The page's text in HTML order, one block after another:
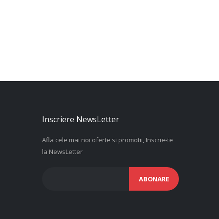
Inscriere NewsLetter
Afla cele mai noi oferte si promotii, Inscrie-te
la NewsLetter
ABONARE